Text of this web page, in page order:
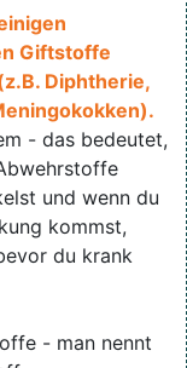
Giftstoffe
Diphtherie,
- das bedeutet,
und wenn du
kommst,
du krank
- man nennt